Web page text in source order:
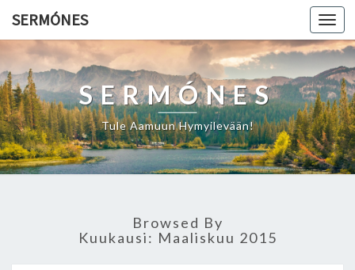
SERMÓNES
SERMÓNES
Tule Aamuun Hymyilevään!
Browsed By
Kuukausi: Maaliskuu 2015